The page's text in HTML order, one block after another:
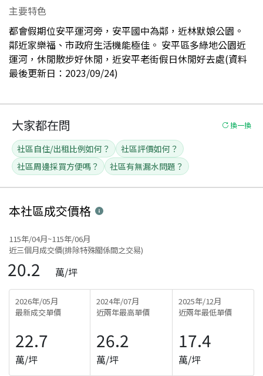
主要特色
都會假期位安平運河旁，安平國中為鄰，近林默娘公園。
鄰近家樂福、市政府生活機能極佳。 安平區多綠地公園近
運河，休閒散步好休閒，近安平老街假日休閒好去處(資料
最後更新日：2023/09/24)
大家都在問 換一換
社區自住/出租比例如何？
社區評價如何？
社區周邊採買方便嗎？
社區有無漏水問題？
本社區成交價格
115年/04月~115年/06月
近三個月成交價(排除特殊關係間之交易)
20.2 萬/坪
2026年/05月
最新成交單價
22.7
萬/坪
2024年/07月
近兩年最高單價
26.2
萬/坪
2025年/12月
近兩年最低單價
17.4
萬/坪